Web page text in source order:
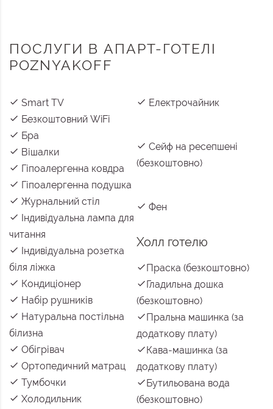
ПОСЛУГИ В АПАРТ-ГОТЕЛІ
POZNYAKOFF
Smart TV
Безкоштовний WiFi
Бра
Вішалки
Гіпоалергенна ковдра
Гіпоалергенна подушка
Журнальний стіл
Індивідуальна лампа для
читання
Індивідуальна розетка
біля ліжка
Кондиціонер
Набір рушників
Натуральна постільна
білизна
Обігрівач
Ортопедичний матрац
Тумбочки
Холодильник
Електрочайник
Сейф на ресепшені
(безкоштовно)
Фен
Холл готелю
Праска (безкоштовно)
Гладильна дошка
(безкоштовно)
Пральна машинка (за
додаткову плату)
Кава-машинка (за
додаткову плату)
Бутильована вода
(безкоштовно)